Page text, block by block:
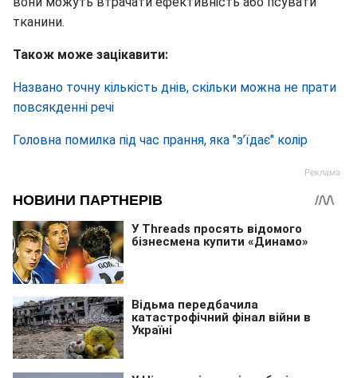
тканини.
Також може зацікавити:
Названо точну кількість днів, скільки можна не прати
повсякденні речі
Головна помилка під час прання, яка "з’їдає" колір